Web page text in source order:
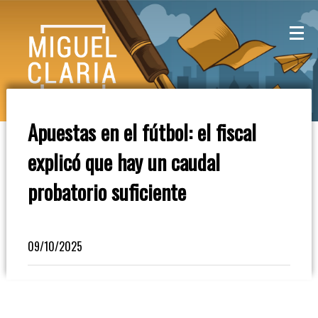
Mesa
Café
Columna
Radioinforme
3
Apuestas en el fútbol: el fiscal
explicó que hay un caudal
probatorio suficiente
09/10/2025